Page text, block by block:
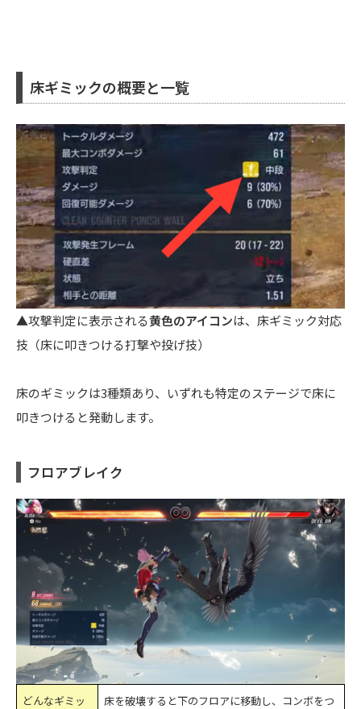
床ギミックの概要と一覧
▲攻撃判定に表示される黄色のアイコンは、床ギミック対応
技（床に叩きつける打撃や投げ技）
床のギミックは3種類あり、いずれも特定のステージで床に
叩きつけると発動します。
フロアブレイク
どんなギミッ
床を破壊すると下のフロアに移動し、コンボをつ